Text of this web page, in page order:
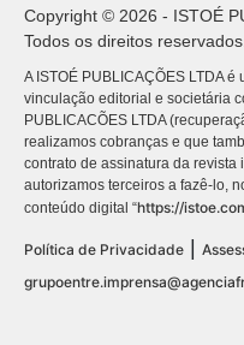
Copyright © 2026 - ISTOÉ
Todos os direitos reservados.
A ISTOÉ PUBLICAÇÕES LTDA
vinculação editorial e societária
PUBLICACÕES LTDA
realizamos cobranças e que
contrato de assinatura da revista
autorizamos terceiros a fazê-lo,
conteúdo digital “https://
Política de Privacidade